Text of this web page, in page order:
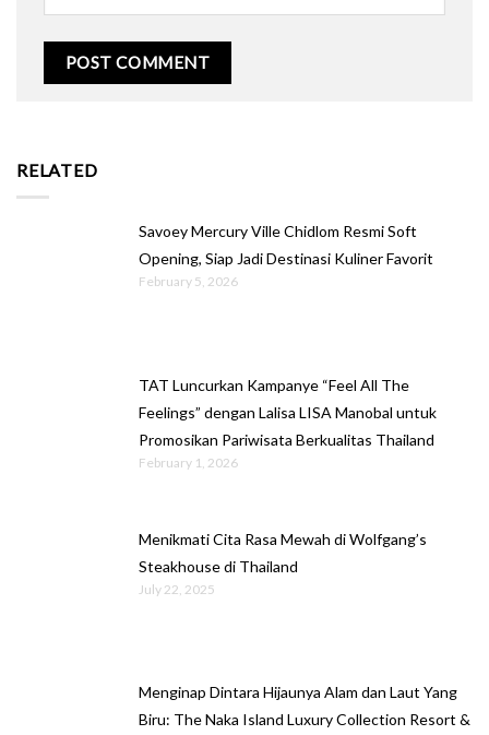
RELATED
Savoey Mercury Ville Chidlom Resmi Soft
Opening, Siap Jadi Destinasi Kuliner Favorit
February 5, 2026
TAT Luncurkan Kampanye “Feel All The
Feelings” dengan Lalisa LISA Manobal untuk
Promosikan Pariwisata Berkualitas Thailand
February 1, 2026
Menikmati Cita Rasa Mewah di Wolfgang’s
Steakhouse di Thailand
July 22, 2025
Menginap Dintara Hijaunya Alam dan Laut Yang
Biru: The Naka Island Luxury Collection Resort &